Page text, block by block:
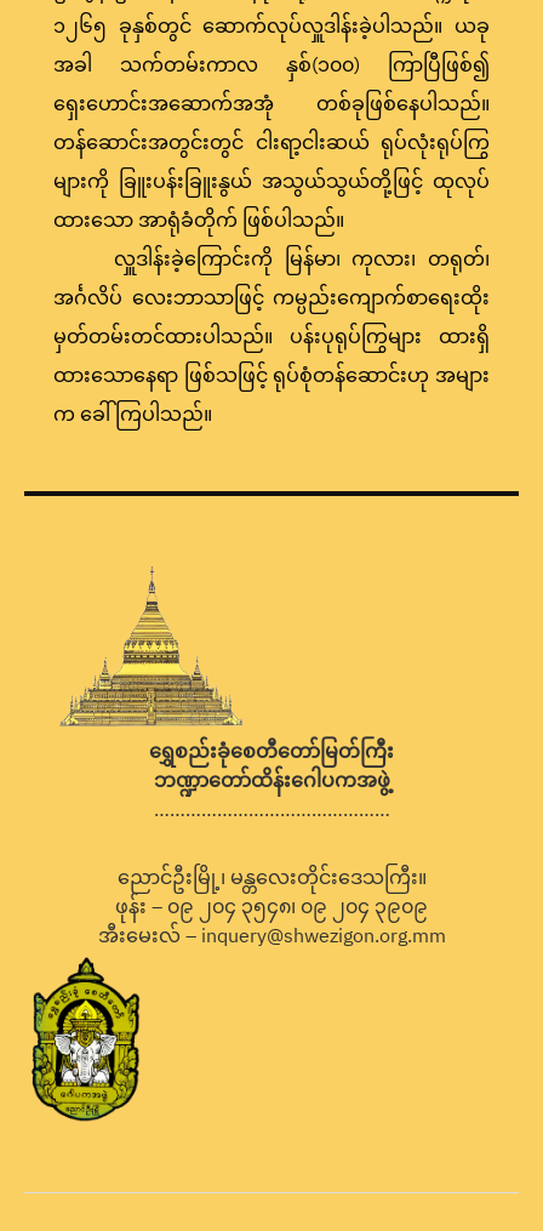
၁၂၆၅ ခုနှစ်တွင် ဆောက်လုပ်လှူဒါန်းခဲ့ပါသည်။ ယခု
အခါ သက်တမ်းကာလ နှစ်(၁၀၀) ကြာပြီဖြစ်၍
ရှေးဟောင်းအဆောက်အအုံ တစ်ခုဖြစ်နေပါသည်။
တန်ဆောင်းအတွင်းတွင် ငါးရာ့ငါးဆယ် ရုပ်လုံးရုပ်ကြွ
များကို ခြူးပန်းခြူးနွယ် အသွယ်သွယ်တို့ဖြင့် ထုလုပ်
ထားသော အာရုံခံတိုက် ဖြစ်ပါသည်။
လှူဒါန်းခဲ့ကြောင်းကို မြန်မာ၊ ကုလား၊ တရုတ်၊
အင်္ဂလိပ် လေးဘာသာဖြင့် ကမ္ပည်းကျောက်စာရေးထိုး
မှတ်တမ်းတင်ထားပါသည်။ ပန်းပုရုပ်ကြွများ ထားရှိ
ထားသောနေရာ ဖြစ်သဖြင့် ရုပ်စုံတန်ဆောင်းဟု အများ
က ခေါ်ကြပါသည်။
ရွှေစည်းခုံစေတီတော်မြတ်ကြီး
ဘဏ္ဍာတော်ထိန်းဂေါပကအဖွဲ့
………………………………………
ညောင်ဦးမြို့၊ မန္တလေးတိုင်းဒေသကြီး။
ဖုန်း – ၀၉ ၂၀၄ ၃၅၄၈၊ ၀၉ ၂၀၄ ၃၉၀၉
အီးမေးလ် – inquery@shwezigon.org.mm